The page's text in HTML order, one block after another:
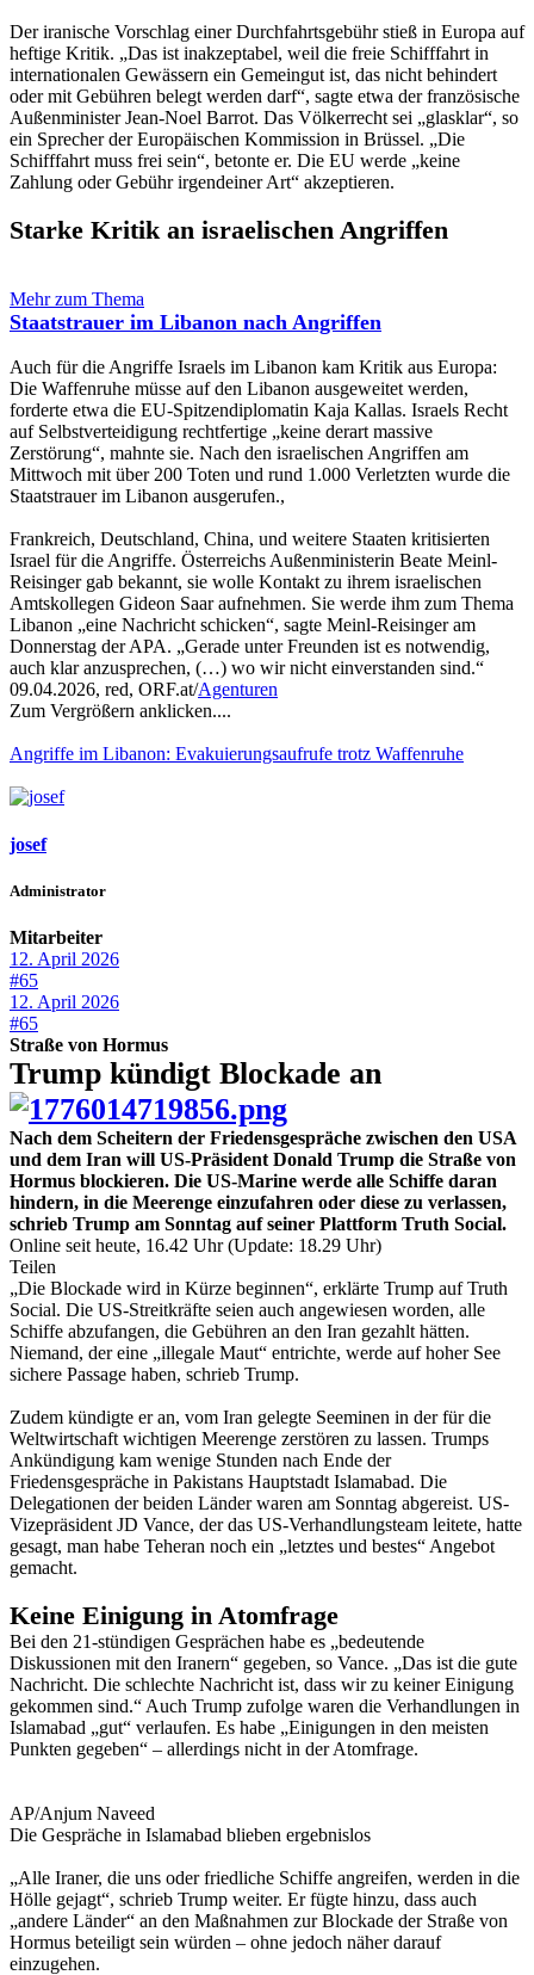
Der iranische Vorschlag einer Durchfahrtsgebühr stieß in Europa auf
heftige Kritik. „Das ist inakzeptabel, weil die freie Schifffahrt in
internationalen Gewässern ein Gemeingut ist, das nicht behindert
oder mit Gebühren belegt werden darf“, sagte etwa der französische
Außenminister Jean-Noel Barrot. Das Völkerrecht sei „glasklar“, so
ein Sprecher der Europäischen Kommission in Brüssel. „Die
Schifffahrt muss frei sein“, betonte er. Die EU werde „keine
Zahlung oder Gebühr irgendeiner Art“ akzeptieren.
Starke Kritik an israelischen Angriffen
Mehr zum Thema
Staatstrauer im Libanon nach Angriffen
Auch für die Angriffe Israels im Libanon kam Kritik aus Europa:
Die Waffenruhe müsse auf den Libanon ausgeweitet werden,
forderte etwa die EU-Spitzendiplomatin Kaja Kallas. Israels Recht
auf Selbstverteidigung rechtfertige „keine derart massive
Zerstörung“, mahnte sie. Nach den israelischen Angriffen am
Mittwoch mit über 200 Toten und rund 1.000 Verletzten wurde die
Staatstrauer im Libanon ausgerufen.,
Frankreich, Deutschland, China, und weitere Staaten kritisierten
Israel für die Angriffe. Österreichs Außenministerin Beate Meinl-
Reisinger gab bekannt, sie wolle Kontakt zu ihrem israelischen
Amtskollegen Gideon Saar aufnehmen. Sie werde ihm zum Thema
Libanon „eine Nachricht schicken“, sagte Meinl-Reisinger am
Donnerstag der APA. „Gerade unter Freunden ist es notwendig,
auch klar anzusprechen, (…) wo wir nicht einverstanden sind.“
09.04.2026, red, ORF.at/Agenturen
Zum Vergrößern anklicken....
Angriffe im Libanon: Evakuierungsaufrufe trotz Waffenruhe
josef
Administrator
Mitarbeiter
12. April 2026
#65
12. April 2026
#65
Straße von Hormus
Trump kündigt Blockade an
Nach dem Scheitern der Friedensgespräche zwischen den USA
und dem Iran will US-Präsident Donald Trump die Straße von
Hormus blockieren. Die US-Marine werde alle Schiffe daran
hindern, in die Meerenge einzufahren oder diese zu verlassen,
schrieb Trump am Sonntag auf seiner Plattform Truth Social.
Online seit heute, 16.42 Uhr (Update: 18.29 Uhr)
Teilen
„Die Blockade wird in Kürze beginnen“, erklärte Trump auf Truth
Social. Die US-Streitkräfte seien auch angewiesen worden, alle
Schiffe abzufangen, die Gebühren an den Iran gezahlt hätten.
Niemand, der eine „illegale Maut“ entrichte, werde auf hoher See
sichere Passage haben, schrieb Trump.
Zudem kündigte er an, vom Iran gelegte Seeminen in der für die
Weltwirtschaft wichtigen Meerenge zerstören zu lassen. Trumps
Ankündigung kam wenige Stunden nach Ende der
Friedensgespräche in Pakistans Hauptstadt Islamabad. Die
Delegationen der beiden Länder waren am Sonntag abgereist. US-
Vizepräsident JD Vance, der das US-Verhandlungsteam leitete, hatte
gesagt, man habe Teheran noch ein „letztes und bestes“ Angebot
gemacht.
Keine Einigung in Atomfrage
Bei den 21-stündigen Gesprächen habe es „bedeutende
Diskussionen mit den Iranern“ gegeben, so Vance. „Das ist die gute
Nachricht. Die schlechte Nachricht ist, dass wir zu keiner Einigung
gekommen sind.“ Auch Trump zufolge waren die Verhandlungen in
Islamabad „gut“ verlaufen. Es habe „Einigungen in den meisten
Punkten gegeben“ – allerdings nicht in der Atomfrage.
AP/Anjum Naveed
Die Gespräche in Islamabad blieben ergebnislos
„Alle Iraner, die uns oder friedliche Schiffe angreifen, werden in die
Hölle gejagt“, schrieb Trump weiter. Er fügte hinzu, dass auch
„andere Länder“ an den Maßnahmen zur Blockade der Straße von
Hormus beteiligt sein würden – ohne jedoch näher darauf
einzugehen.